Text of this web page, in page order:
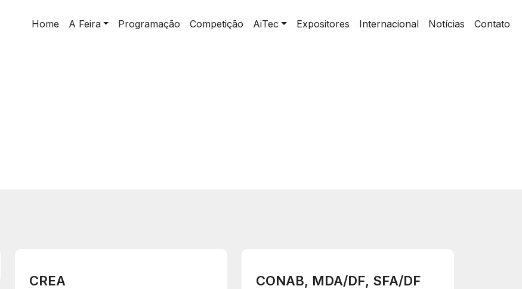
Home A Feira Programação Competição AiTec Expositores Internacional Notícias Contato
CREA CONAB, MDA/DF, SFA/DF